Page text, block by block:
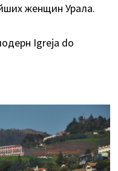
женщин Урала.
Igreja do